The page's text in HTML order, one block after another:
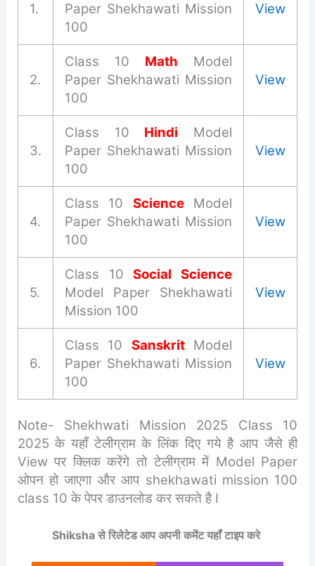
1.
Paper Shekhawati Mission
100
View
2.
Class 10 Math
Model
Paper Shekhawati Mission
100
View
3.
Class 10 Hindi
Model
Paper Shekhawati Mission
100
View
4.
Class 10 Science
Model
Paper Shekhawati Mission
100
View
5.
Class 10Social Science
Model Paper Shekhawati
Mission 100
View
6.
Class 10 Sanskrit Model
Paper Shekhawati Mission
100
View
Note- Shekhwati Mission 2025 Class 10
2025 के यहाँ टेलीग्राम के लिंक दिए गये है आप जैसे ही
View पर क्लिक करेंगे तो टेलीग्राम में Model Paper
ओपन हो जाएगा और आप shekhawati mission 100
class 10 के पेपर डाउनलोड कर सकते है I
Shiksha से रिलेटेड आप अपनी कमेंट यहाँ टाइप करे